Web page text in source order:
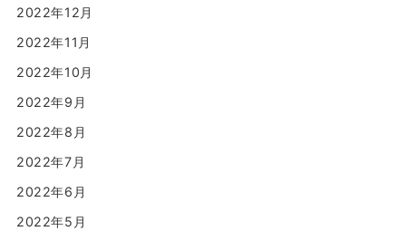
2022年12月
2022年11月
2022年10月
2022年9月
2022年8月
2022年7月
2022年6月
2022年5月